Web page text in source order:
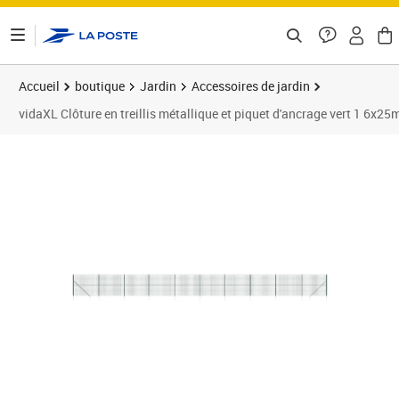
Accueil boutique Jardin
Accessoires de jardin
vidaXL Clôture en treillis métallique et piquet d'ancrage vert 1